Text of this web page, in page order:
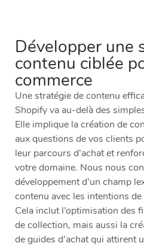
Développer une
contenu ciblée
commerce
Une stratégie de contenu
Shopify va au-delà des
Elle implique la création de
aux questions de vos clients
leur parcours d’achat et
votre domaine. Nous nous
développement d’un champ
contenu avec les intentions
Cela inclut l’optimisation des
de collection, mais aussi la
de guides d’achat qui attirent